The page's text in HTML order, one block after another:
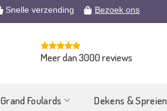
Snelle verzending Bezoek ons
Meer dan 3000 reviews
Grand Foulards Dekens & Spreien